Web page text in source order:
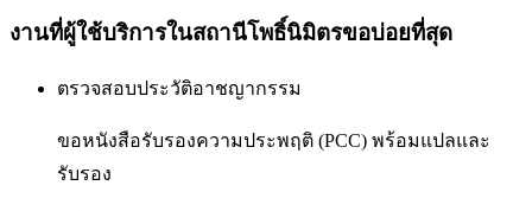
งานที่ผู้ใช้บริการในสถานีโพธิ์นิมิตรขอบ่อยที่สุด
ตรวจสอบประวัติอาชญากรรม
ขอหนังสือรับรองความประพฤติ (PCC) พร้อมแปลและ
รับรอง